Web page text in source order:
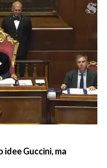
idee Guccini, ma